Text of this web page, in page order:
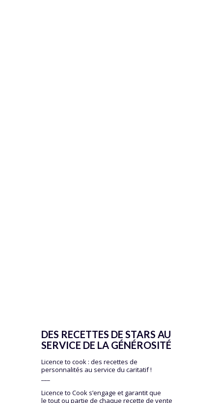
DES RECETTES DE STARS AU
SERVICE DE LA GÉNÉROSITÉ
Licence to cook : des recettes de
personnalités au service du caritatif !
Licence to Cook s’engage et garantit que
le tout ou partie de chaque recette de vente